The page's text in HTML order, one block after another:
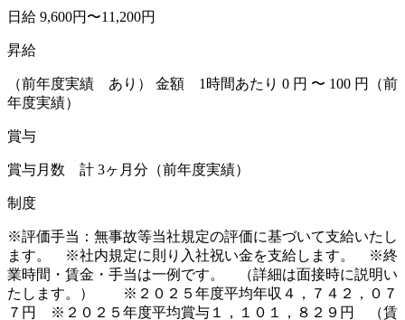
日給 9,600円〜11,200円
昇給
（前年度実績 あり） 金額 1時間あたり 0 円 〜 100 円（前
年度実績）
賞与
賞与月数 計 3ヶ月分（前年度実績）
制度
※評価手当：無事故等当社規定の評価に基づいて支給いたし
ます。 ※社内規定に則り入社祝い金を支給します。 ※終
業時間・賃金・手当は一例です。 （詳細は面接時に説明い
たします。） ※２０２５年度平均年収４，７４２，０７
７円 ※２０２５年度平均賞与１，１０１，８２９円 （賃